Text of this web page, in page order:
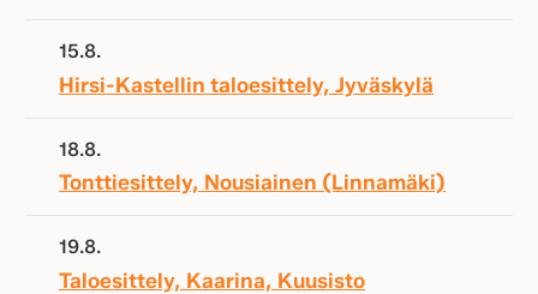
15.8.
Hirsi-Kastellin taloesittely, Jyväskylä
18.8.
Tonttiesittely, Nousiainen (Linnamäki)
19.8.
Taloesittely, Kaarina, Kuusisto